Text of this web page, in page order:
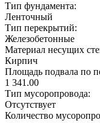
Тип фундамента:
Ленточный
Тип перекрытий:
Железобетонные
Материал несущих
Кирпич
Площадь подвала по
1 341.00
Тип мусоропровода:
Отсутствует
Количество